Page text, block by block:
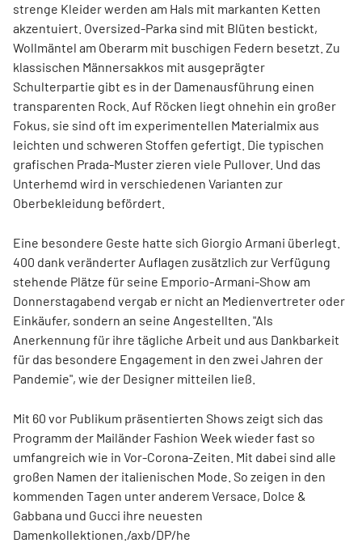
strenge Kleider werden am Hals mit markanten Ketten
akzentuiert. Oversized-Parka sind mit Blüten bestickt,
Wollmäntel am Oberarm mit buschigen Federn besetzt. Zu
klassischen Männersakkos mit ausgeprägter
Schulterpartie gibt es in der Damenausführung einen
transparenten Rock. Auf Röcken liegt ohnehin ein großer
Fokus, sie sind oft im experimentellen Materialmix aus
leichten und schweren Stoffen gefertigt. Die typischen
grafischen Prada-Muster zieren viele Pullover. Und das
Unterhemd wird in verschiedenen Varianten zur
Oberbekleidung befördert.
Eine besondere Geste hatte sich Giorgio Armani überlegt.
400 dank veränderter Auflagen zusätzlich zur Verfügung
stehende Plätze für seine Emporio-Armani-Show am
Donnerstagabend vergab er nicht an Medienvertreter oder
Einkäufer, sondern an seine Angestellten. "Als
Anerkennung für ihre tägliche Arbeit und aus Dankbarkeit
für das besondere Engagement in den zwei Jahren der
Pandemie", wie der Designer mitteilen ließ.
Mit 60 vor Publikum präsentierten Shows zeigt sich das
Programm der Mailänder Fashion Week wieder fast so
umfangreich wie in Vor-Corona-Zeiten. Mit dabei sind alle
großen Namen der italienischen Mode. So zeigen in den
kommenden Tagen unter anderem Versace, Dolce &
Gabbana und Gucci ihre neuesten
Damenkollektionen./axb/DP/he